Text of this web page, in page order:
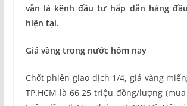
vẫn là kênh đầu tư hấp dẫn hàng
hiện tại.
Giá vàng trong nước hôm nay
Chốt phiên giao dịch 1/4, giá vàng
TP.HCM là 66,25 triệu đồng/lượng